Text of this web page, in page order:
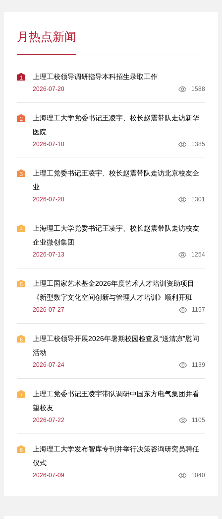
月热点新闻
1 上理工校领导调研指导本科招生录取工作
2026-07-20 1588
2
上海理工大学党委书记王凌宇、校长赵震带队走访新华
医院
2026-07-10 1385
3
上理工党委书记王凌宇、校长赵震带队走访北京校友企
业
2026-07-20 1301
4
上海理工大学党委书记王凌宇、校长赵震带队走访校友
企业微创集团
2026-07-13 1254
5
上理工国家艺术基金2026年度艺术人才培训资助项目
《新型数字文化空间创新与管理人才培训》顺利开班
2026-07-27 1157
6
上理工校领导开展2026年暑期校园检查及“送清凉”慰问
活动
2026-07-24 1139
7
上理工党委书记王凌宇带队调研中国东方电气集团并看
望校友
2026-07-22 1105
8
上海理工大学发布智库专刊并举行决策咨询研究员聘任
仪式
2026-07-09 1040